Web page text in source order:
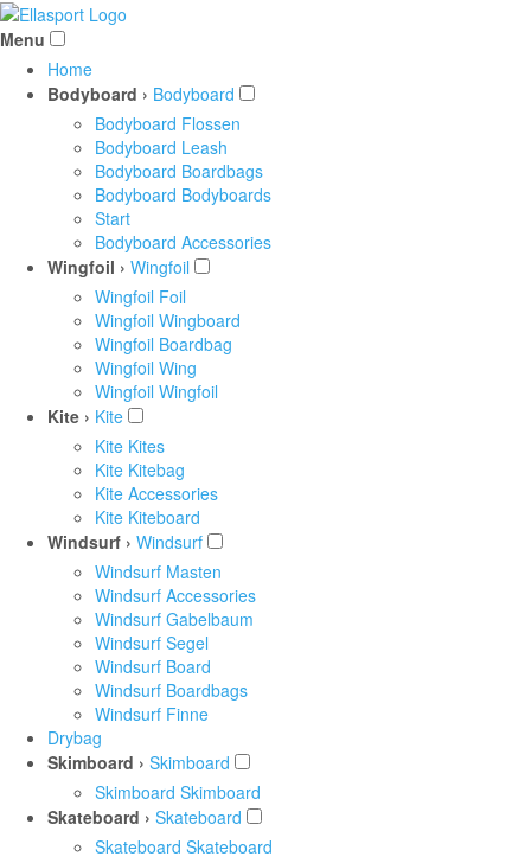
Menu
Home
Bodyboard › Bodyboard
Bodyboard Flossen
Bodyboard Leash
Bodyboard Boardbags
Bodyboard Bodyboards
Start
Bodyboard Accessories
Wingfoil › Wingfoil
Wingfoil Foil
Wingfoil Wingboard
Wingfoil Boardbag
Wingfoil Wing
Wingfoil Wingfoil
Kite › Kite
Kite Kites
Kite Kitebag
Kite Accessories
Kite Kiteboard
Windsurf › Windsurf
Windsurf Masten
Windsurf Accessories
Windsurf Gabelbaum
Windsurf Segel
Windsurf Board
Windsurf Boardbags
Windsurf Finne
Drybag
Skimboard › Skimboard
Skimboard Skimboard
Skateboard › Skateboard
Skateboard Skateboard